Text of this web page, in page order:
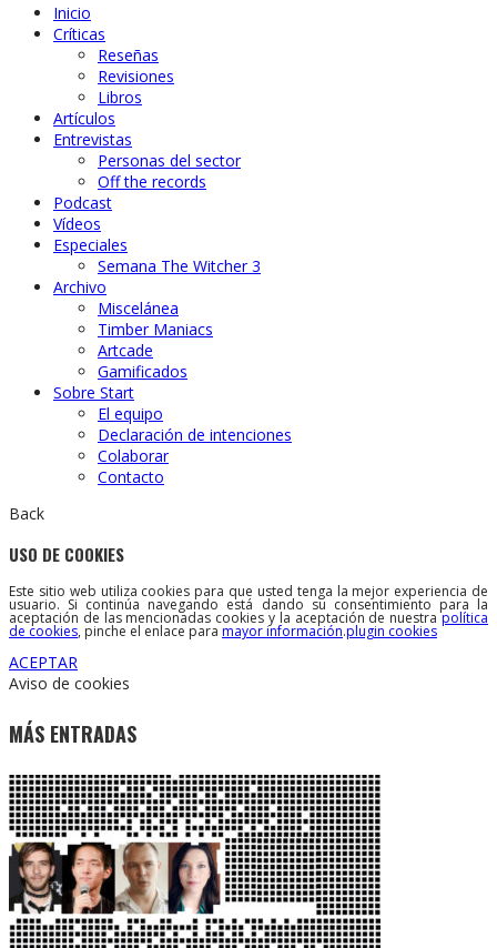
Inicio
Críticas
Reseñas
Revisiones
Libros
Artículos
Entrevistas
Personas del sector
Off the records
Podcast
Vídeos
Especiales
Semana The Witcher 3
Archivo
Miscelánea
Timber Maniacs
Artcade
Gamificados
Sobre Start
El equipo
Declaración de intenciones
Colaborar
Contacto
Back
USO DE COOKIES
Este sitio web utiliza cookies para que usted tenga la mejor experiencia de
usuario. Si continúa navegando está dando su consentimiento para la
aceptación de las mencionadas cookies y la aceptación de nuestrapolítica
de cookies, pinche el enlace para mayor información.plugin cookies
ACEPTAR
Aviso de cookies
MÁS ENTRADAS